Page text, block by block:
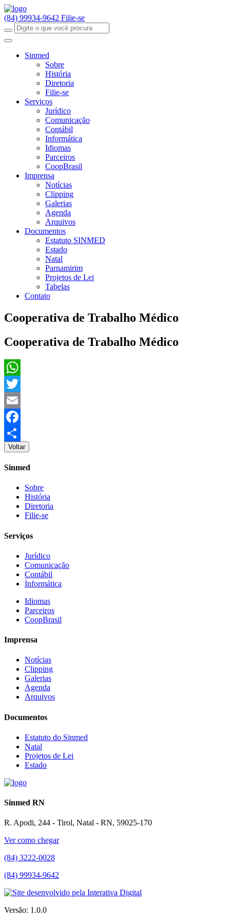
(84) 99934-9642 Filie-se
Sinmed
Sobre
História
Diretoria
Filie-se
Serviços
Jurídico
Comunicação
Contábil
Informática
Idiomas
Parceiros
CoopBrasil
Imprensa
Notícias
Clipping
Galerias
Agenda
Arquivos
Documentos
Estatuto SINMED
Estado
Natal
Parnamirim
Projetos de Lei
Tabelas
Contato
Cooperativa de Trabalho Médico
Cooperativa de Trabalho Médico
WhatsApp
Twitter
Email
Facebook
Share
Voltar
Sinmed
Sobre
História
Diretoria
Filie-se
Serviços
Jurídico
Comunicação
Contábil
Informática
Idiomas
Parceiros
CoopBrasil
Imprensa
Notícias
Clipping
Galerias
Agenda
Arquivos
Documentos
Estatuto do Sinmed
Natal
Projetos de Lei
Estado
Sinmed RN
R. Apodi, 244 - Tirol, Natal - RN, 59025-170
Ver como chegar
(84) 3222-0028
(84) 99934-9642
Versão: 1.0.0